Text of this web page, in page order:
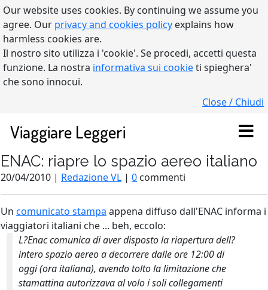
Our website uses cookies. By continuing we assume you
agree. Our privacy and cookies policy explains how
harmless cookies are.
Il nostro sito utilizza i 'cookie'. Se procedi, accetti questa
funzione. La nostra informativa sui cookieti spieghera'
che sono innocui.
Close / Chiudi
Viaggiare Leggeri
ENAC: riapre lo spazio aereo italiano
20/04/2010 | Redazione VL | 0 commenti
Un comunicato stampa appena diffuso dall'ENAC informa i
viaggiatori italiani che ... beh, eccolo:
L?Enac comunica di aver disposto la riapertura dell?
intero spazio aereo a decorrere dalle ore 12:00 di
oggi (ora italiana), avendo tolto la limitazione che
stamattina autorizzava al volo i soli collegamenti